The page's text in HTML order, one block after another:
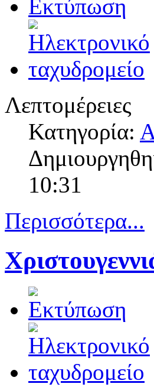
Λεπτομέρειες
Κατηγορία:
10:31
Περισσότερα...